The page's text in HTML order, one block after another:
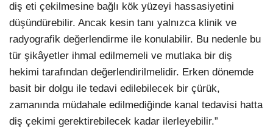
diş eti çekilmesine bağlı kök yüzeyi hassasiyetini
düşündürebilir. Ancak kesin tanı yalnızca klinik ve
radyografik değerlendirme ile konulabilir. Bu nedenle bu
tür şikâyetler ihmal edilmemeli ve mutlaka bir diş
hekimi tarafından değerlendirilmelidir. Erken dönemde
basit bir dolgu ile tedavi edilebilecek bir çürük,
zamanında müdahale edilmediğinde kanal tedavisi hatta
diş çekimi gerektirebilecek kadar ilerleyebilir.”